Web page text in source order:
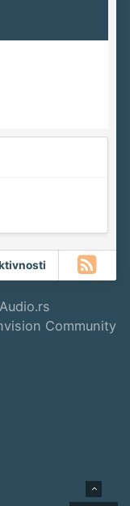
Community